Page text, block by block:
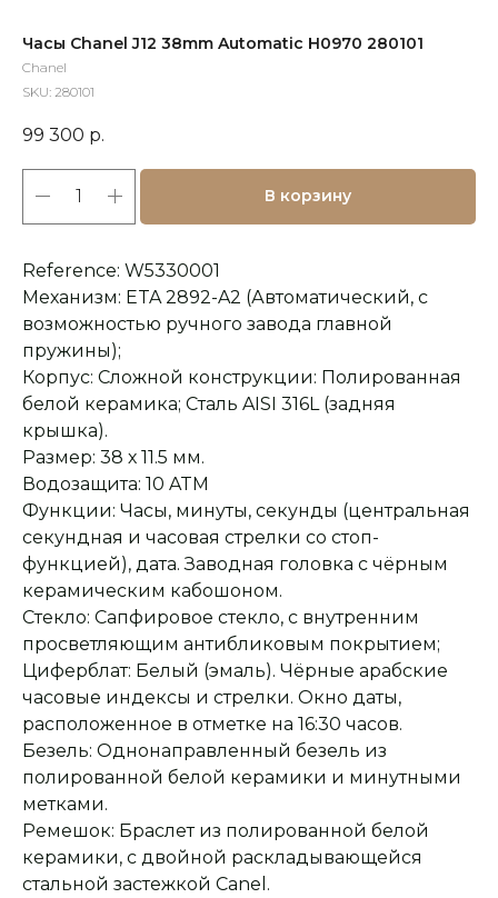
Часы Chanel J12 38mm Automatic H0970 280101
Chanel
SKU: 280101
99 300 р.
В корзину
Reference: W5330001
Механизм: ETA 2892-A2 (Автоматический, с
возможностью ручного завода главной
пружины);
Корпус: Сложной конструкции: Полированная
белой керамика; Сталь AISI 316L (задняя
крышка).
Размер: 38 х 11.5 мм.
Водозащита: 10 ATM
Функции: Часы, минуты, секунды (центральная
секундная и часовая стрелки со стоп-
функцией), дата. Заводная головка с чёрным
керамическим кабошоном.
Стекло: Сапфировое стекло, с внутренним
просветляющим антибликовым покрытием;
Циферблат: Белый (эмаль). Чёрные арабские
часовые индексы и стрелки. Окно даты,
расположенное в отметке на 16:30 часов.
Безель: Однонаправленный безель из
полированной белой керамики и минутными
метками.
Ремешок: Браслет из полированной белой
керамики, с двойной раскладывающейся
стальной застежкой Canel.
Заказ опласивается
после примерки и
осмотра товара
консультация
Ответим на все вопросы
и поможем с выбором